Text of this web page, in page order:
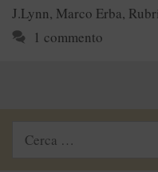
J.Lynn, Marco Erba,
1 commento
Ricerca